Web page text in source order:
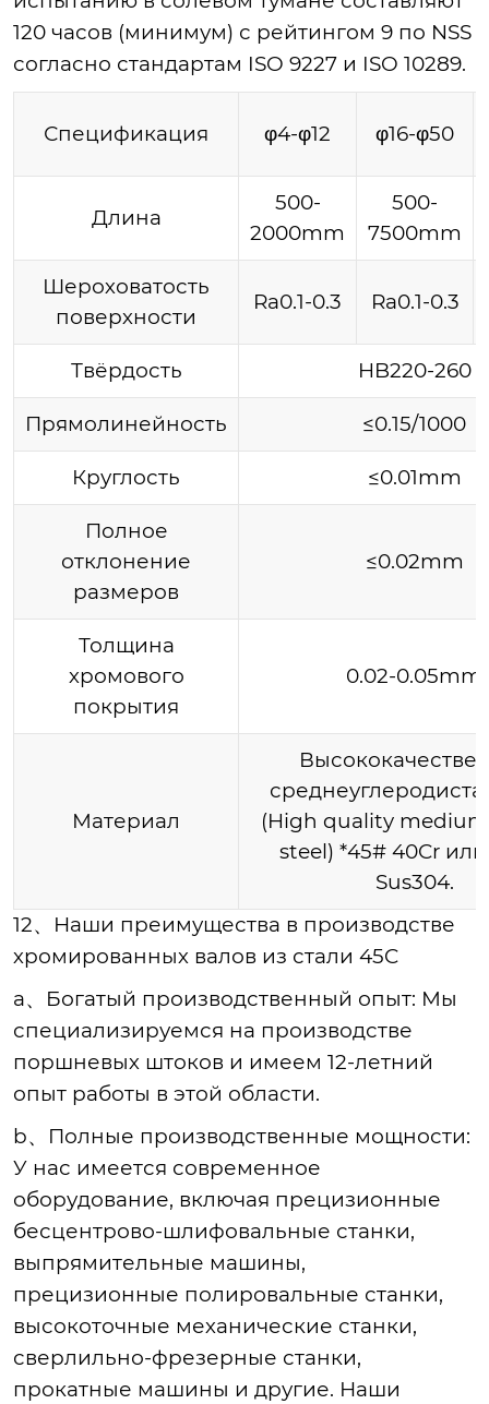
120 часов (минимум) с рейтингом 9 по NSS
согласно стандартам ISO 9227 и ISO 10289.
Спецификация φ4-φ12 φ16-φ50
Длина
500-
2000mm
500-
7500mm
Шероховатость
поверхности
Ra0.1-0.3 Ra0.1-0.3
Твёрдость HB220-260
Прямолинейность ≤0.15/1000
Круглость ≤0.01mm
Полное
отклонение
размеров
≤0.02mm
Толщина
хромового
покрытия
0.02-0.05mm
Материал
(High quality
steel) *45# 40Cr или
Sus304.
12、Наши преимущества в производстве
хромированных валов из стали 45C
a、Богатый производственный опыт: Мы
специализируемся на производстве
поршневых штоков и имеем 12-летний
опыт работы в этой области.
b、Полные производственные мощности:
У нас имеется современное
оборудование, включая прецизионные
бесцентрово-шлифовальные станки,
выпрямительные машины,
прецизионные полировальные станки,
высокоточные механические станки,
сверлильно-фрезерные станки,
прокатные машины и другие. Наши